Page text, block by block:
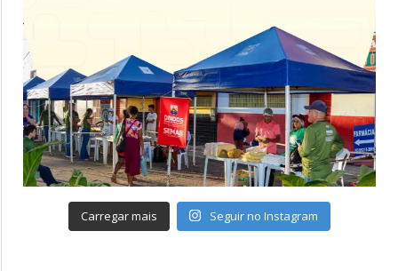
Carregar mais Seguir no Instagram